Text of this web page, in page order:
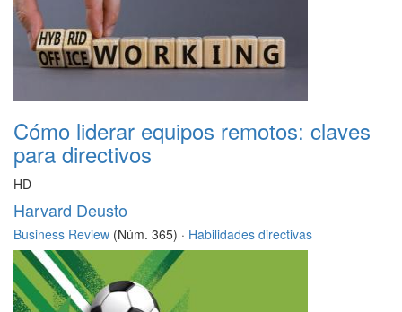
Cómo liderar equipos remotos: claves
para directivos
HD
Harvard Deusto
Business Review (Núm. 365) · Habilidades directivas